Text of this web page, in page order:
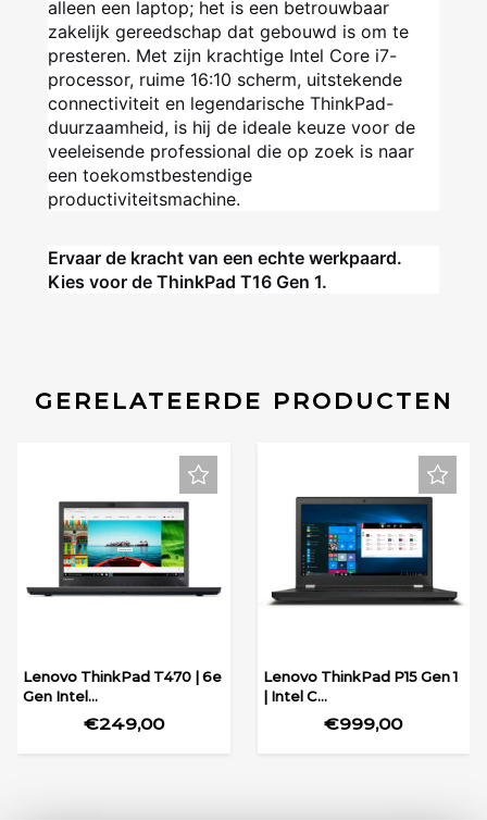
alleen een laptop; het is een betrouwbaar
zakelijk gereedschap dat gebouwd is om te
presteren. Met zijn krachtige Intel Core i7-
processor, ruime 16:10 scherm, uitstekende
connectiviteit en legendarische ThinkPad-
duurzaamheid, is hij de ideale keuze voor de
veeleisende professional die op zoek is naar
een toekomstbestendige
productiviteitsmachine.
Ervaar de kracht van een echte werkpaard.
Kies voor de ThinkPad T16 Gen 1.
GERELATEERDE PRODUCTEN
Lenovo ThinkPad T470 | 6e
Gen Intel...
€249,00
Lenovo ThinkPad P15 Gen 1
| Intel C...
€999,00